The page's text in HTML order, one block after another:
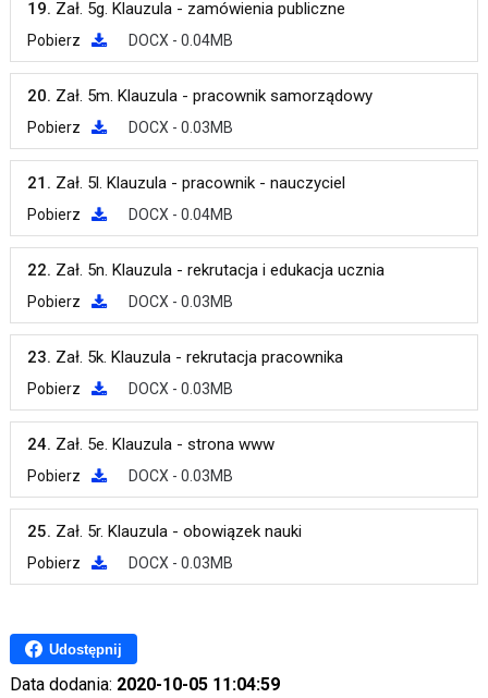
19. Zał. 5g. Klauzula - zamówienia publiczne
Pobierz DOCX - 0.04MB
20. Zał. 5m. Klauzula - pracownik samorządowy
Pobierz DOCX - 0.03MB
21. Zał. 5l. Klauzula - pracownik - nauczyciel
Pobierz DOCX - 0.04MB
22. Zał. 5n. Klauzula - rekrutacja i edukacja ucznia
Pobierz DOCX - 0.03MB
23. Zał. 5k. Klauzula - rekrutacja pracownika
Pobierz DOCX - 0.03MB
24. Zał. 5e. Klauzula - strona www
Pobierz DOCX - 0.03MB
25. Zał. 5r. Klauzula - obowiązek nauki
Pobierz DOCX - 0.03MB
Udostępnij
Data dodania: 2020-10-05 11:04:59